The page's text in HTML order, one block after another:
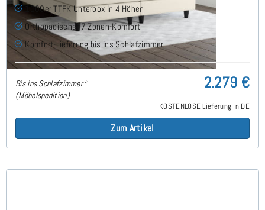
1000er TTFK Unterbox in 4 Höhen
Orthopädischer 7 Zonen-Komfort
Komfort-Lieferung bis ins Schlafzimmer
Bis ins Schlafzimmer*
(Möbelspedition)
2.279 €
KOSTENLOSE Lieferung in DE
Zum Artikel